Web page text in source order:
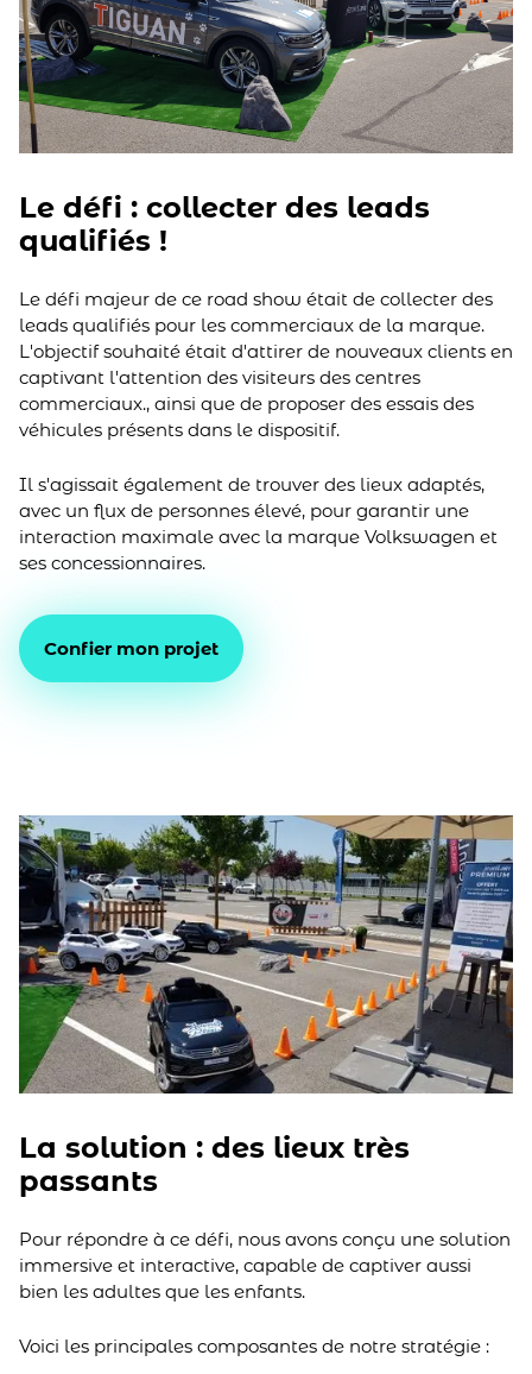
Le défi : collecter des leads
qualifiés !
Le défi majeur de ce road show était de collecter des
leads qualifiés pour les commerciaux de la marque.
L'objectif souhaité était d'attirer de nouveaux clients en
captivant l'attention des visiteurs des centres
commerciaux., ainsi que de proposer des essais des
véhicules présents dans le dispositif.
Il s'agissait également de trouver des lieux adaptés,
avec un flux de personnes élevé, pour garantir une
interaction maximale avec la marque Volkswagen et
ses concessionnaires.
Confier mon projet
La solution : des lieux très
passants
Pour répondre à ce défi, nous avons conçu une solution
immersive et interactive, capable de captiver aussi
bien les adultes que les enfants.
Voici les principales composantes de notre stratégie :